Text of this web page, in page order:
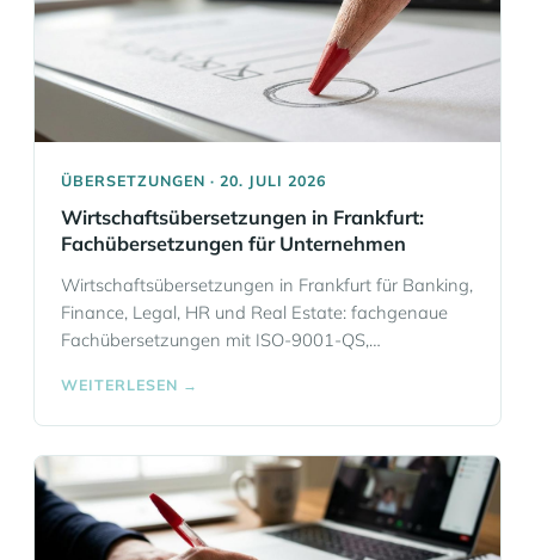
ÜBERSETZUNGEN · 20. JULI 2026
Wirtschaftsübersetzungen in Frankfurt:
Fachübersetzungen für Unternehmen
Wirtschaftsübersetzungen in Frankfurt für Banking,
Finance, Legal, HR und Real Estate: fachgenaue
Fachübersetzungen mit ISO-9001-QS,
Memory, 52 Sprachen, beglaubigte Übersetzungen
auf Wunsch und sichere Datenverarbeitung.
WEITERLESEN →